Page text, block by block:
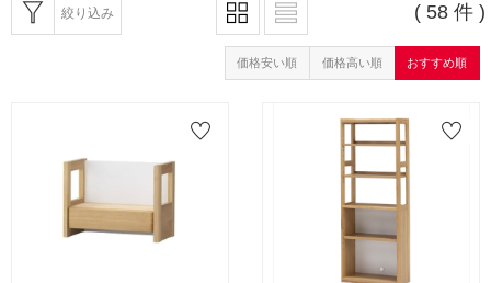
絞り込み ( 58 件 )
価格安い順 価格高い順 おすすめ順